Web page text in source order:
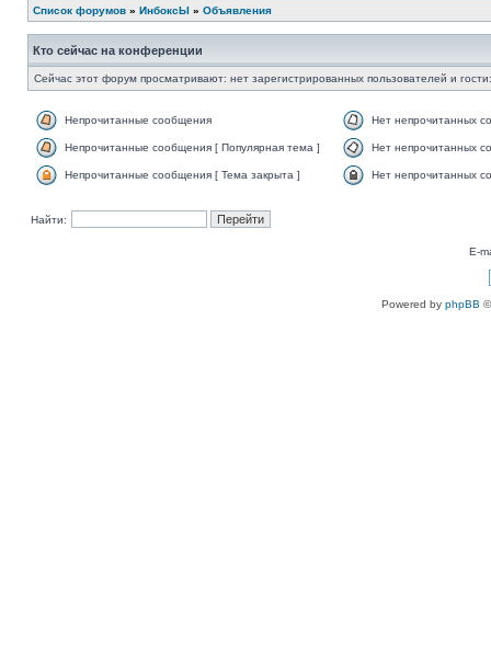
Список форумов » ИнбоксЫ » Объявления
Кто сейчас на конференции
Сейчас этот форум просматривают: нет зарегистрированных пользователей и
Непрочитанные сообщения Нет непрочитанных
Непрочитанные сообщения [ Популярная тема ] Нет непрочитанных
Непрочитанные сообщения [ Тема закрыта ] Нет непрочитанных
Найти:
E-
Powered by phpBB